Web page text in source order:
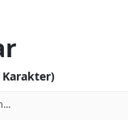
Karakter)